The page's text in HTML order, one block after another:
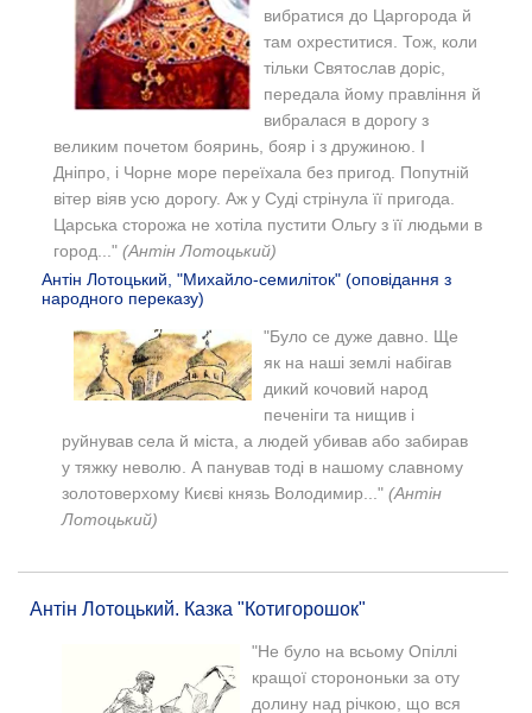
вибратися до Царгорода й
там охреститися. Тож, коли
тільки Святослав доріс,
передала йому правління й
вибралася в дорогу з
великим почетом бояринь, бояр і з дружиною. І
Дніпро, і Чорне море переїхала без пригод. Попутній
вітер віяв усю дорогу. Аж у Суді стрінула її пригода.
Царська сторожа не хотіла пустити Ольгу з її людьми в
город..." (Антін Лотоцький)
Антін Лотоцький, "Михайло-семиліток" (оповідання з
народного переказу)
"Було се дуже давно. Ще
як на наші землі набігав
дикий кочовий народ
печеніги та нищив і
руйнував села й міста, а людей убивав або забирав
у тяжку неволю. А панував тоді в нашому славному
золотоверхому Києві князь Володимир..." (Антін
Лотоцький)
Антін Лотоцький. Казка "Котигорошок"
"Не було на всьому Опіллі
кращої сторононьки за оту
долину над річкою, що вся